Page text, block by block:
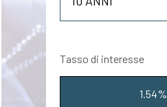
Tasso di interesse
1.54%